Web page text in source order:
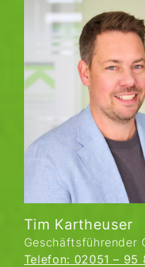
Tim Kartheuser
Geschäftsführender
Telefon: 02051 – 95